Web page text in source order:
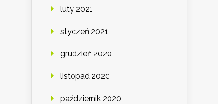
luty 2021
styczeń 2021
grudzień 2020
listopad 2020
październik 2020